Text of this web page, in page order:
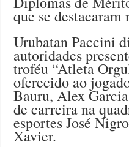
que se
Urubatan Paccini
autoridades
troféu “Atleta
oferecido ao
Bauru, Alex
de carreira na
esportes José
Xavier.